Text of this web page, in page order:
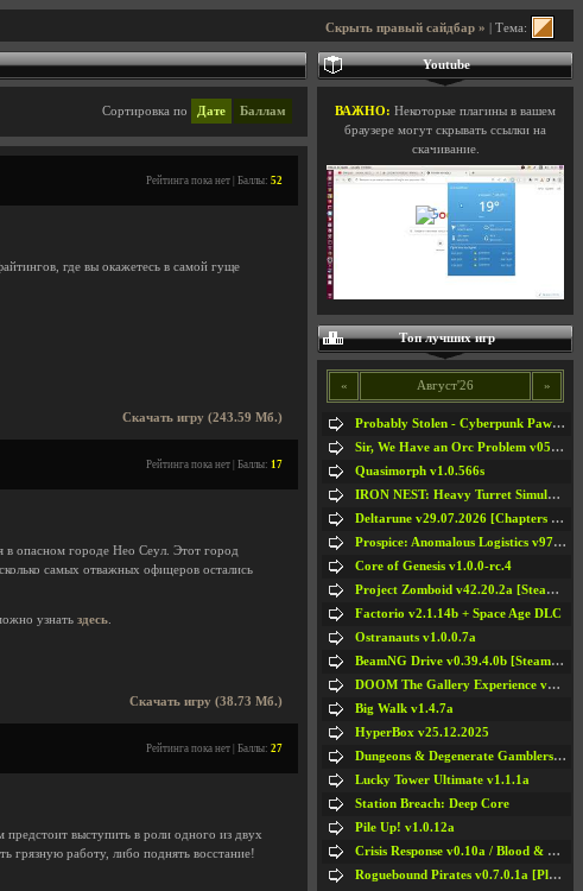
Скрыть правый сайдбар » | Тема:
Сортировка по Дате Баллам
Рейтинга пока нет | Баллы: 52
где вы окажетесь в самой гуще
Скачать игру (243.59 Мб.)
Рейтинга пока нет | Баллы: 17
в опасном городе Нео Сеул. Этот город
самых отважных офицеров остались
узнать здесь
Скачать игру (38.73 Мб.)
Рейтинга пока нет | Баллы: 27
выступить в роли одного из двух
грязную работу, либо поднять восстание!
Youtube
ВАЖНО: Некоторые плагины в вашем
браузере могут скрывать ссылки на
скачивание.
Топ лучших игр
« Август'26 »
Probably Stolen - Cyberpunk Pawnshop Simulator v048c [Playtest]
Sir, We Have an Orc Problem v05.08.2026
Quasimorph v1.0.566s
IRON NEST: Heavy Turret Simulator v1.0a
Deltarune v29.07.2026 [Chapters 1-5] / + RUS [Chapters 1-5]
Prospice: Anomalous Logistics v97 [Playtest]
Core of Genesis v1.0.0-rc.4
Project Zomboid v42.20.2a [Steam Early Access]
Factorio v2.1.14b + Space Age DLC
Ostranauts v1.0.0.7a
BeamNG Drive v0.39.4.0b [Steam Early Access]
DOOM The Gallery Experience v1.4.2
Big Walk v1.4.7a
HyperBox v25.12.2025
Dungeons & Degenerate Gamblers v2.0.2a
Lucky Tower Ultimate v1.1.1a
Station Breach: Deep Core
Pile Up! v1.0.12a
Crisis Response v0.10a / Blood & Bullet
Roguebound Pirates v0.7.0.1a [Playtest]